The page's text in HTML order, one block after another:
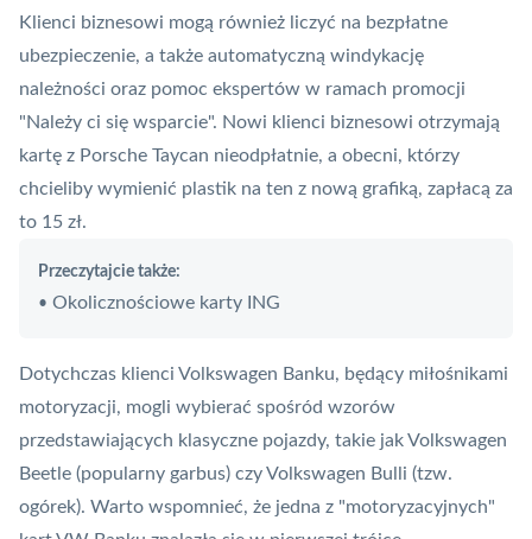
Klienci biznesowi mogą również liczyć na bezpłatne
ubezpieczenie, a także automatyczną windykację
należności oraz pomoc ekspertów w ramach promocji
"Należy ci się wsparcie". Nowi klienci biznesowi otrzymają
kartę z Porsche Taycan nieodpłatnie, a obecni, którzy
chcieliby wymienić plastik na ten z nową grafiką, zapłacą za
to 15 zł.
Przeczytajcie także:
• Okolicznościowe karty ING
Dotychczas klienci Volkswagen Banku, będący miłośnikami
motoryzacji, mogli wybierać spośród wzorów
przedstawiających klasyczne pojazdy, takie jak Volkswagen
Beetle (popularny garbus) czy Volkswagen Bulli (tzw.
ogórek). Warto wspomnieć, że jedna z "motoryzacyjnych"